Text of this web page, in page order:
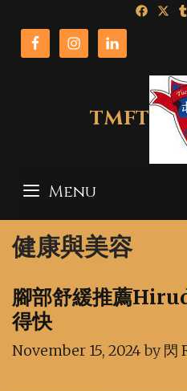
content
TMFT
Menu
健康與美容
腳部舒緩推薦
得快
November 15, 2024by 閃